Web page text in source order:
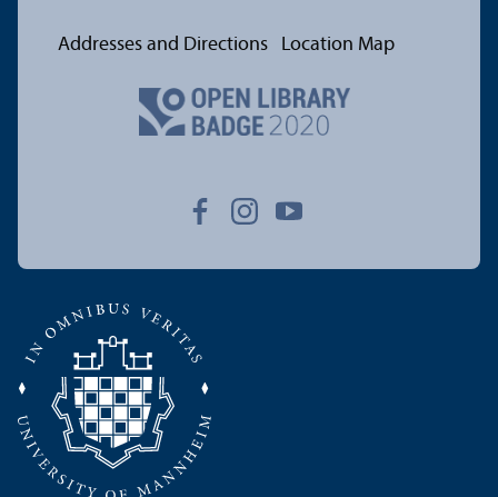
Addresses and Directions Location Map